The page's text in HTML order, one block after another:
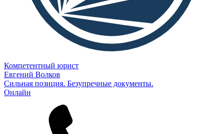
Компетентный юрист
Евгений Волков
Сильная позиция. Безупречные документы.
Онлайн